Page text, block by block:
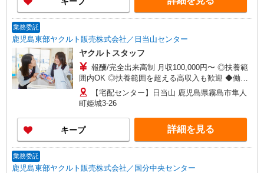
月間） ◆商品買取りなし！しっかり稼げます ※研
修期間／4日間／時給853円 収入保障期間：3か月
業務委託
鹿児島東部ヤクルト販売株式会社／日当山センター
ヤクルトスタッフ
報酬/完全出来高制 月収100,000円〜 ◎扶養範
囲内OK ◎扶養範囲を超える高収入も歓迎 ◆働き
方を選べるお仕事です ≪勤務例≫ ※勤務地で異な
る ［1］9：00〜14：00 月収約8万円 ［2］9：
00〜16：00 月収約12万円 ◆研修制度と収入補償
で、初めてでも安心！ ※収入補償：月6万円（3ヶ
月間） ◆商品買取りなし！しっかり稼げます ※研
修期間／4日間／時給853円 収入保障期間：3か月
【宅配センター】日当山 鹿児島県霧島市隼人
町姫城3-26
キープ 詳細を見る
業務委託
鹿児島東部ヤクルト販売株式会社／国分中央センター